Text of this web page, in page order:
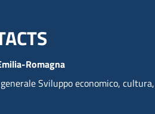
footer inglese
Romagna
Sviluppo economico, cultura,